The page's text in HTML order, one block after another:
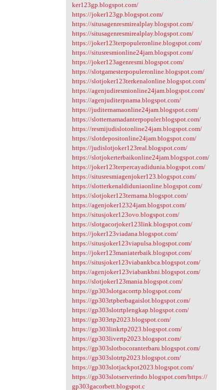
ker123gp.blogspot.com/
https://joker123gp.blogspot.com/
https://situsagenresmirealplay.blogspot.com/
https://situsagenresmirealplay.blogspot.com/
https://joker123terpopuleronline.blogspot.com/
https://situsresmionline24jam.blogspot.com/
https://joker123agenresmi.blogspot.com/
https://slotgamesterpopuleronline.blogspot.com/
https://slotjoker123terkenalonline.blogspot.com/
https://agenjudiresmionline24jam.blogspot.com/
https://agenjuditerpnama.blogspot.com/
https://juditernamaonline24jam.blogspot.com/
https://slotternamadanterpopuler.blogspot.com/
https://resmijudislotonline24jam.blogspot.com/
https://slotdepositonline24jam.blogspot.com/
https://judislotjoker123real.blogspot.com/
https://slotjokerterbaikonline24jam.blogspot.com/
https://joker123terpercayadidunia.blogspot.com/
https://situsresmiagenjoker123.blogspot.com/
https://slotterkenaldiduniaonline.blogspot.com/
https://slotjoker123ternama.blogspot.com/
https://agenjoker12324jam.blogspot.com/
https://situsjoker123ovo.blogspot.com/
https://slotgacorjoker123link.blogspot.com/
https://joker123viadana.blogspot.com/
https://situsjoker123viapulsa.blogspot.com/
https://joker123maniaterbaik.blogspot.com/
https://situsjoker123viabankbca.blogspot.com/
https://agenjoker123viabankbni.blogspot.com/
https://slotjoker123mania.blogspot.com/
https://gp303slotgacorrtp.blogspot.com/
https://gp303rtpberbagaislot.blogspot.com/
https://gp303slotrtplengkap.blogspot.com/
https://gp303rtp2023.blogspot.com/
https://gp303linkrtp2023.blogspot.com/
https://gp303livertp2023.blogspot.com/
https://gp303slotbocoranterbaru.blogspot.com/
https://gp303slotrtp2023.blogspot.com/
https://gp303slotjackpot2023.blogspot.com/
https://gp303slotserverindo.blogspot.com/https://
gp303gacorbett.blogspot.c